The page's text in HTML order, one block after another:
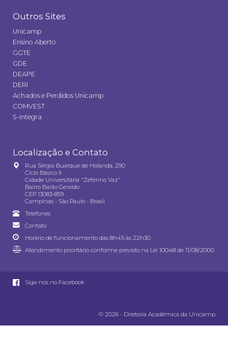
Outros Sites
Unicamp
Ensino Aberto
GGTE
GDE
DEAPE
DERI
Achados e Perdidos Unicamp
COMVEST
S-integra
Localização e Contato
Rua Sérgio Buarque de Holanda, 290
Ciclo Básico II
Cidade Universitária "Zeferino Vaz"
Bairro Barão Geraldo
CEP 13083-859
Campinas - São Paulo - Brasil
Telefones
Contato
Horário de funcionamento das 8h45 às 22h30
Atendimento prioritário conforme previsto na Lei 10048 de 11/08/2000
Siga-nos no Facebook
© 2026 - Diretoria Acadêmica da Unicamp